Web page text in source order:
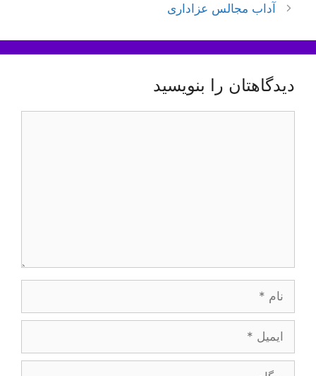
آداب مجالس عزاداری
دیدگاهتان را بنویسید
وبگاه